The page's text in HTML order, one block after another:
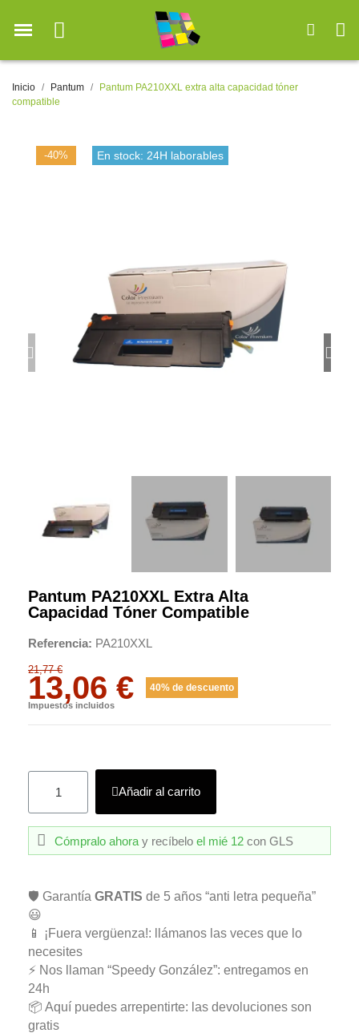
Inicio Pantum
Pantum PA210XXL extra alta capacidad tóner
compatible
-40% En stock: 24H laborables
Pantum PA210XXL Extra Alta
Capacidad Tóner Compatible
Referencia PA210XXL
21,77 €
13,06 € 40% de descuento
Impuestos incluidos
Añadir al carrito
Cómpralo ahora y recíbelo el mié 12 con GLS
🛡️ Garantía GRATIS de 5 años “anti letra pequeña”
😃
📱 ¡Fuera vergüenza!: llámanos las veces que lo
necesites
⚡ Nos llaman “Speedy González”: entregamos en
24h
📦 Aquí puedes arrepentirte: las devoluciones son
gratis